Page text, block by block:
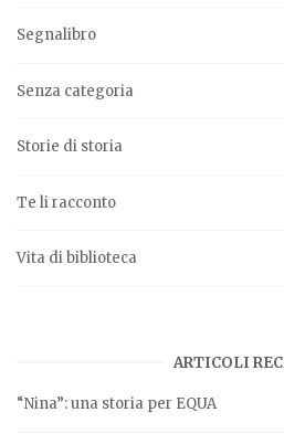
Segnalibro
Senza categoria
Storie di storia
Te li racconto
Vita di biblioteca
ARTICOLI
“Nina”: una storia per EQUA